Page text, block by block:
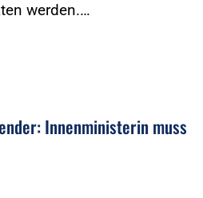
werden.…
Innenministerin muss